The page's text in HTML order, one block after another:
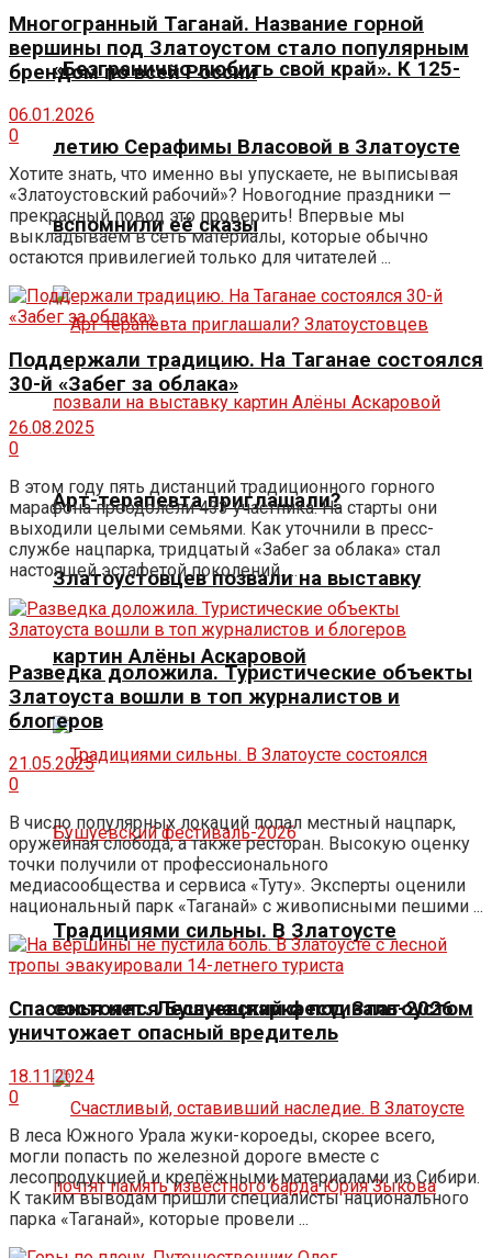
«Безгранично любить свой край». К 125-
летию Серафимы Власовой в Златоусте
вспомнили её сказы
Арт-терапевта приглашали?
Златоустовцев позвали на выставку
картин Алёны Аскаровой
Традициями сильны. В Златоусте
состоялся Бушуевский фестиваль-2026
Многогранный Таганай. Название горной
вершины под Златоустом стало популярным
брендом по всей России
06.01.2026
0
Хотите знать, что именно вы упускаете, не выписывая
«Златоустовский рабочий»? Новогодние праздники —
прекрасный повод это проверить! Впервые мы
выкладываем в сеть материалы, которые обычно
остаются привилегией только для читателей ...
Поддержали традицию. На Таганае состоялся
30-й «Забег за облака»
26.08.2025
0
В этом году пять дистанций традиционного горного
марафона преодолели 433 участника. На старты они
выходили целыми семьями. Как уточнили в пресс-
службе нацпарка, тридцатый «Забег за облака» стал
настоящей эстафетой поколений. ...
Разведка доложила. Туристические объекты
Златоуста вошли в топ журналистов и
блогеров
21.05.2025
0
В число популярных локаций попал местный нацпарк,
оружейная слобода, а также ресторан. Высокую оценку
точки получили от профессионального
медиасообщества и сервиса «Туту». Эксперты оценили
национальный парк «Таганай» с живописными пешими ...
Спасенья нет. Леса нацпарка под Златоустом
уничтожает опасный вредитель
18.11.2024
0
В леса Южного Урала жуки-короеды, скорее всего,
могли попасть по железной дороге вместе с
лесопродукцией и крепёжными материалами из Сибири.
К таким выводам пришли специалисты национального
парка «Таганай», которые провели ...